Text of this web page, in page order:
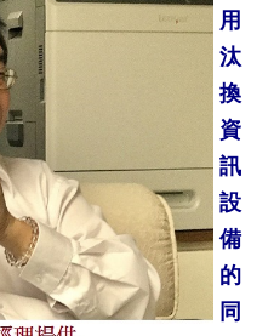
用
汰
換
資
訊
設
備
的
同